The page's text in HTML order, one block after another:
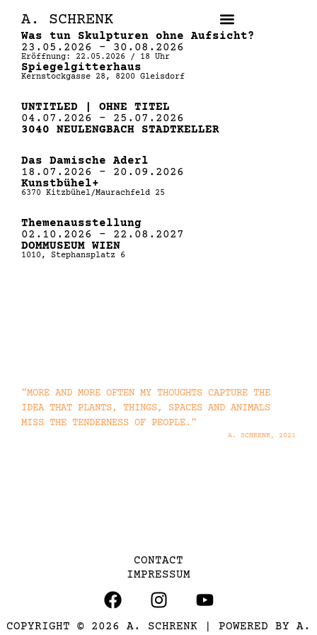
CONTENT
A. SCHRENK
Was tun Skulpturen ohne Aufsicht?
23.05.2026 – 30.08.2026
Eröffnung: 22.05.2026 / 18 Uhr
Spiegelgitterhaus
Kernstockgasse 28, 8200 Gleisdorf
UNTITLED | OHNE TITEL
04.07.2026 – 25.07.2026
3040 NEULENGBACH STADTKELLER
Das Damische Aderl
18.07.2026 – 20.09.2026
Kunstbühel+
6370 Kitzbühel/Maurachfeld 25
Themenausstellung
02.10.2026 – 22.08.2027
DOMMUSEUM WIEN
1010, Stephansplatz 6
"MORE AND MORE OFTEN MY THOUGHTS CAPTURE THE
IDEA THAT PLANTS, THINGS, SPACES AND ANIMALS
MISS THE TENDERNESS OF PEOPLE."
A. SCHRENK, 2021
CONTACT
IMPRESSUM
F
A
C
I
N
S
Y
O
U
COPYRIGHT © 2026 A. SCHRENK | POWERED BY A.